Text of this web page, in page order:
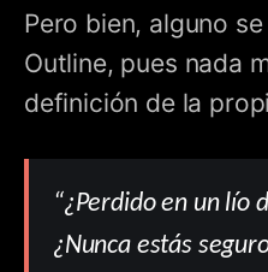
Pero bien, alguno
Outline, pues nada
definición de la
“¿Perdido en un lío
¿Nunca estás